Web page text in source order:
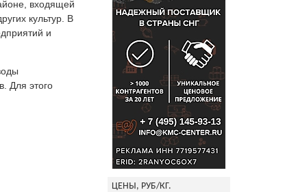
входящей
культур. В
и
Для этого
ЦЕНЫ, РУБ/КГ.